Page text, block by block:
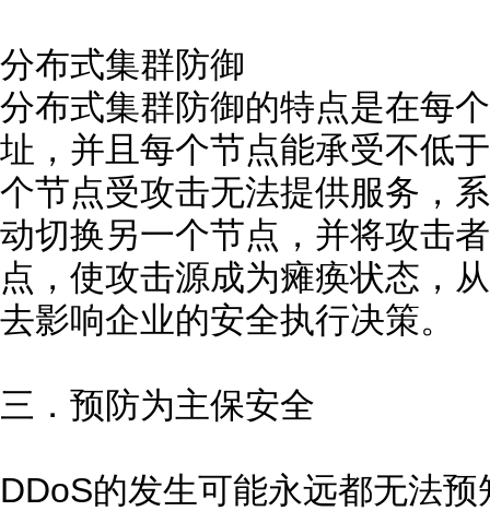
分布式集群防御
分布式集群防御的特点是在每
址，并且每个节点能承受不低
个节点受攻击无法提供服务，
动切换另一个节点，并将攻击
点，使攻击源成为瘫痪状态，
去影响企业的安全执行决策。
三．预防为主保安全
DDoS的发生可能永远都无法